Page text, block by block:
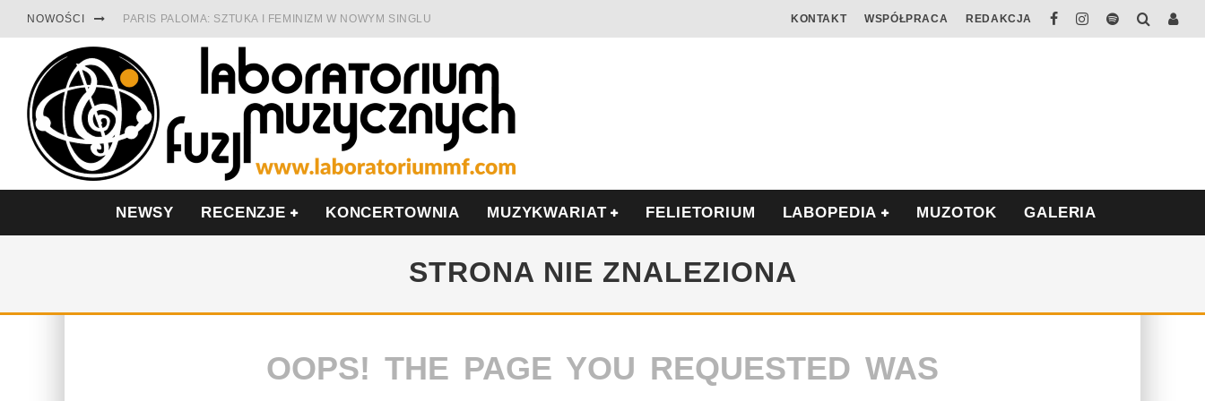
NOWOŚCI PARIS PALOMA: SZTUKA I FEMINIZM W NOWYM SINGLU
TABULA RASA Z SINGLEM DIAMENTY. SAMOTNOŚĆ I OPÓR
CINNAMON GUM MIĘDZY SOULEM A PAMIĘCIĄ
FRANCUSKI PROG METAL WEDŁUG DUALISIS
LESZEK KUŁAKOWSKI NAGRAŁ JAZZFONIĘ O POLSCE
KONTAKT WSPÓŁPRACA REDAKCJA
NEWSY RECENZJE KONCERTOWNIA MUZYKWARIAT FELIETORIUM LABOPEDIA MUZOTOK GALERIA
STRONA NIE ZNALEZIONA
OOPS! THE PAGE YOU REQUESTED WAS